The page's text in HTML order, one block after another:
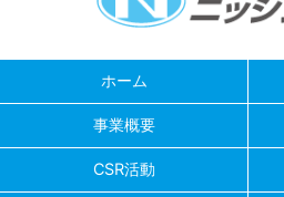
ホーム
事業概要
CSR活動